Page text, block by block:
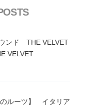
ンド THE VELVET
VELVET
のルーツ】 イタリア